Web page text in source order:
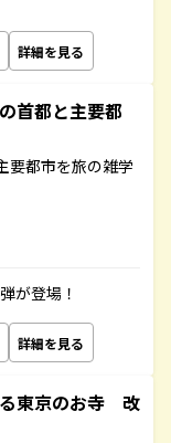
詳細を見る
首都と主要都
要都市を旅の雑学
が登場！
詳細を見る
東京のお寺 改